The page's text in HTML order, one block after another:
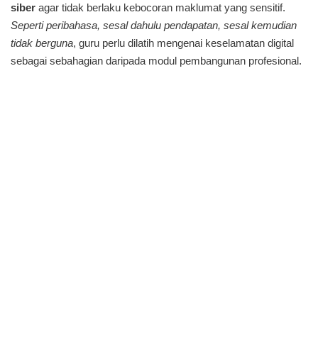
siber agar tidak berlaku kebocoran maklumat yang sensitif.
Seperti peribahasa, sesal dahulu pendapatan, sesal kemudian
tidak berguna, guru perlu dilatih mengenai keselamatan digital
sebagai sebahagian daripada modul pembangunan profesional.